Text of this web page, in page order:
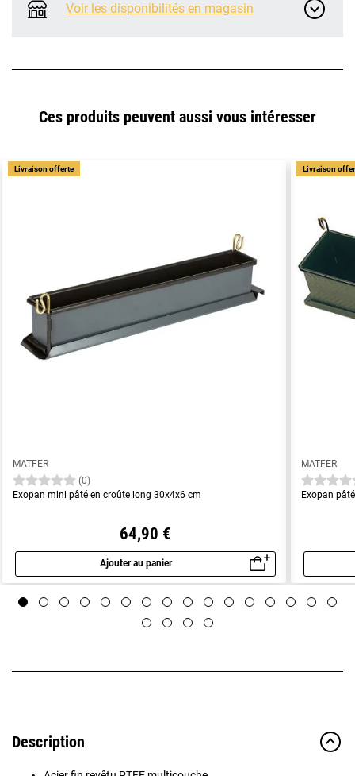
Voir les disponibilités en magasin
Ces produits peuvent aussi vous intéresser
MATFER
(0)
Exopan mini pâté en croûte long 30x4x6 cm
64,90 €
Ajouter au panier
Aperçu rapide
Livraison offerte
MATFER
Exopan
Livraison
Description